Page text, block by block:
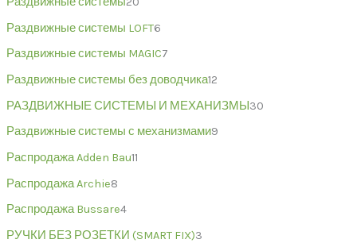
Раздвижные системы LOFT6
Раздвижные системы MAGIC7
Раздвижные системы без доводчика12
РАЗДВИЖНЫЕ СИСТЕМЫ И МЕХАНИЗМЫ 30
Раздвижные системы с механизмами9
Распродажа Adden Bau11
Распродажа Archie8
Распродажа Bussare4
РУЧКИ БЕЗ РОЗЕТКИ (SMART FIX)3